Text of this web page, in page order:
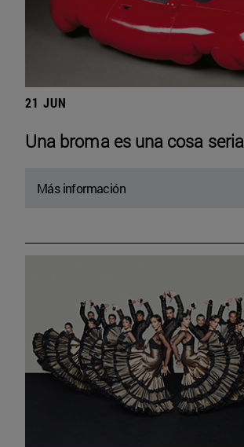
21 JUN
Una broma es una cosa seria
Más información